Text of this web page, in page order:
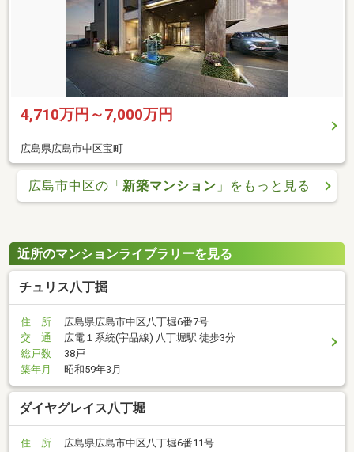
4,710万円～7,000万円
広島県広島市中区宝町
広島市中区の「新築マンション 」をもっと見る
近所のマンションライブラリーを見る
チュリス八丁掘
住 所
広島県広島市中区八丁堀6番7号
交 通
広電１系統(宇品線) 八丁堀駅 徒歩3分
総戸数
38戸
築年月
昭和59年3月
ダイヤグレイス八丁堀
住 所
広島県広島市中区八丁堀6番11号